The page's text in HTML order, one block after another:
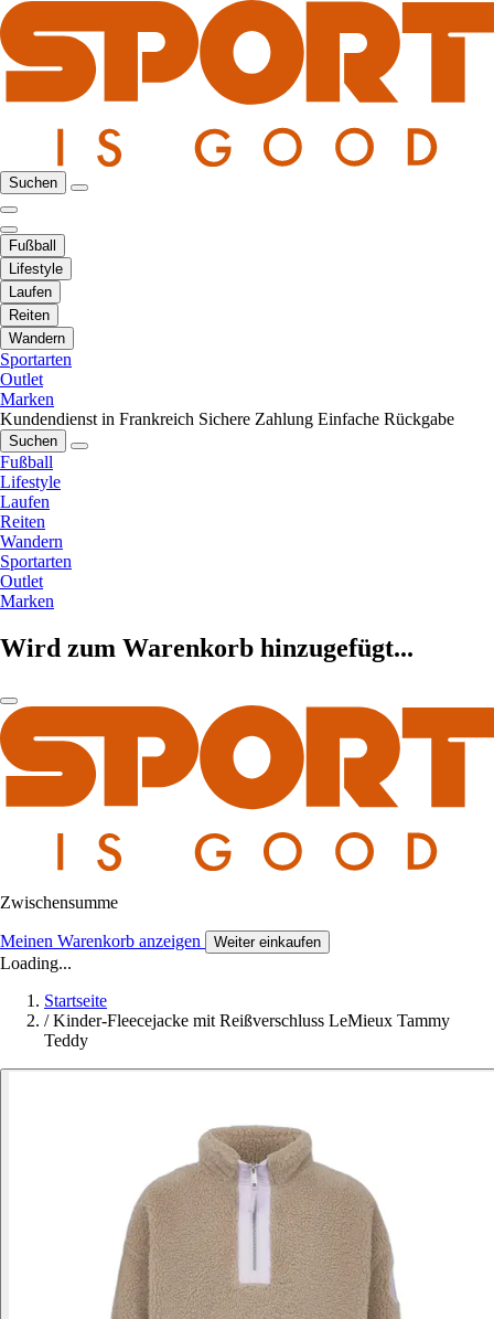
Suchen
Fußball
Lifestyle
Laufen
Reiten
Wandern
Sportarten
Outlet
Marken
Kundendienst in Frankreich Sichere Zahlung Einfache Rückgabe
Suchen
Fußball
Lifestyle
Laufen
Reiten
Wandern
Sportarten
Outlet
Marken
Wird zum Warenkorb hinzugefügt...
Zwischensumme
Meinen Warenkorb anzeigen Weiter einkaufen
Loading...
Startseite
/ Kinder-Fleecejacke mit Reißverschluss LeMieux Tammy
Teddy